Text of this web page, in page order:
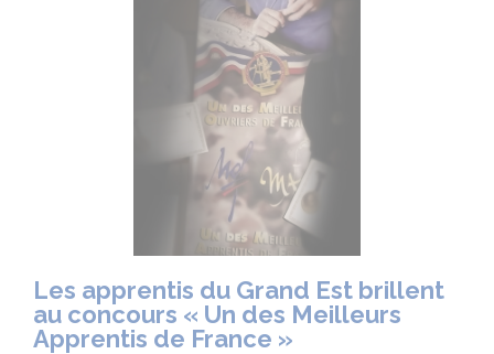
Les apprentis du Grand Est brillent
au concours « Un des Meilleurs
Apprentis de France »